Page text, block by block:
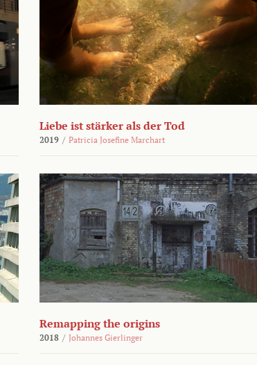
Liebe ist stärker als der Tod
2019 / Patricia Josefine Marchart
Remapping the origins
2018 / Johannes Gierlinger